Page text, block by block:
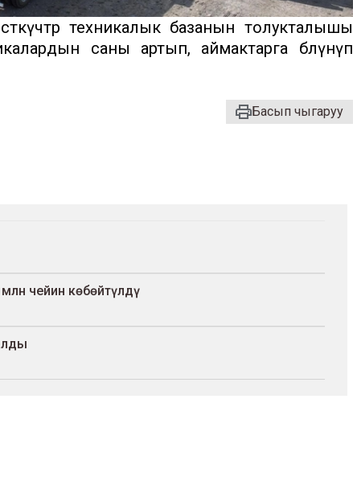
техникалык базанын толукталышы
саны артып, аймактарга бөлүнүп
Басып чыгаруу
чейин көбөйтүлдү